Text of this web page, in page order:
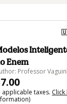
Enem
Professor
applicable taxes. Click